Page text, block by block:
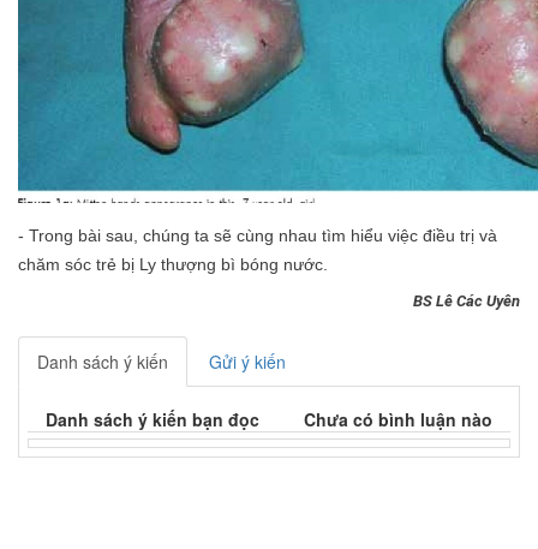
- Trong bài sau, chúng ta sẽ cùng nhau tìm hiểu việc điều trị và
chăm sóc trẻ bị Ly thượng bì bóng nước.
BS Lê Các Uyên